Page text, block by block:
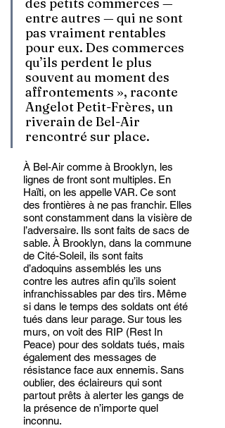
des petits commerces —
entre autres — qui ne sont
pas vraiment rentables
pour eux. Des commerces
qu’ils perdent le plus
souvent au moment des
affrontements », raconte
Angelot Petit-Frères, un
riverain de Bel-Air
rencontré sur place.
À Bel-Air comme à Brooklyn, les
lignes de front sont multiples. En
Haïti, on les appelle VAR. Ce sont
des frontières à ne pas franchir. Elles
sont constamment dans la visière de
l’adversaire. Ils sont faits de sacs de
sable. À Brooklyn, dans la commune
de Cité-Soleil, ils sont faits
d’adoquins assemblés les uns
contre les autres afin qu’ils soient
infranchissables par des tirs. Même
si dans le temps des soldats ont été
tués dans leur parage. Sur tous les
murs, on voit des RIP (Rest In
Peace) pour des soldats tués, mais
également des messages de
résistance face aux ennemis. Sans
oublier, des éclaireurs qui sont
partout prêts à alerter les gangs de
la présence de n’importe quel
inconnu.